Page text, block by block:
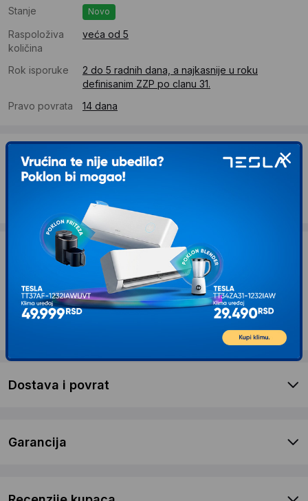
Stanje Novo
Raspoloživa
količina
veća od 5
Rok isporuke
2 do 5 radnih dana, a najkasnije u roku
definisanim ZZP po clanu 31.
Pravo povrata
14 dana
Standardna dostava se očekuje u roku od 2 do 5 radnih
dana
Troskovi dostave 490 RSD
Želite li ponudu za firmu?
Opis proizvoda AVATAR Novogodišnja
Dostava i povrat
Garancija